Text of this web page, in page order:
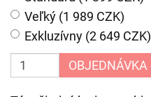
Veľký (1 989 CZK)
Exkluzívny (2 649 CZK)
OBJEDNÁVKA